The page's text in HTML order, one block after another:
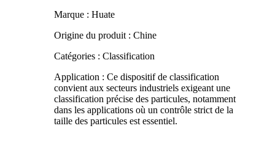
Marque : Huate
Origine du produit : Chine
Catégories : Classification
Application : Ce dispositif de classification
convient aux secteurs industriels exigeant une
classification précise des particules, notamment
dans les applications où un contrôle strict de la
taille des particules est essentiel.